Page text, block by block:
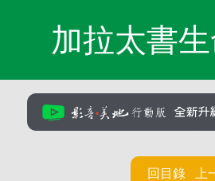
加拉太書
回目錄 上